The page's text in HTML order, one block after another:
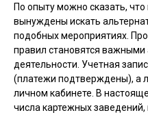
По опыту можно сказать,
вынуждены искать
подобных мероприятиях.
правил становятся
деятельности. Учетная
(платежи подтверждены), а
личном кабинете. В
числа картежных